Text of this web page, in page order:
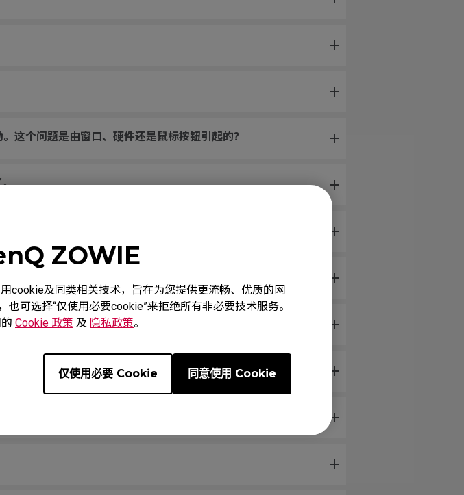
ZOWIE
cookie及同类相关技术，旨在为您提供更流畅、优质的网
可选择“仅使用必要cookie”来拒绝所有非必要技术服务。
Cookie 政策 及 隐私政策。
仅使用必要 Cookie 同意使用 Cookie
这个问题是由窗口、硬件还是鼠标按钮引起的？
。